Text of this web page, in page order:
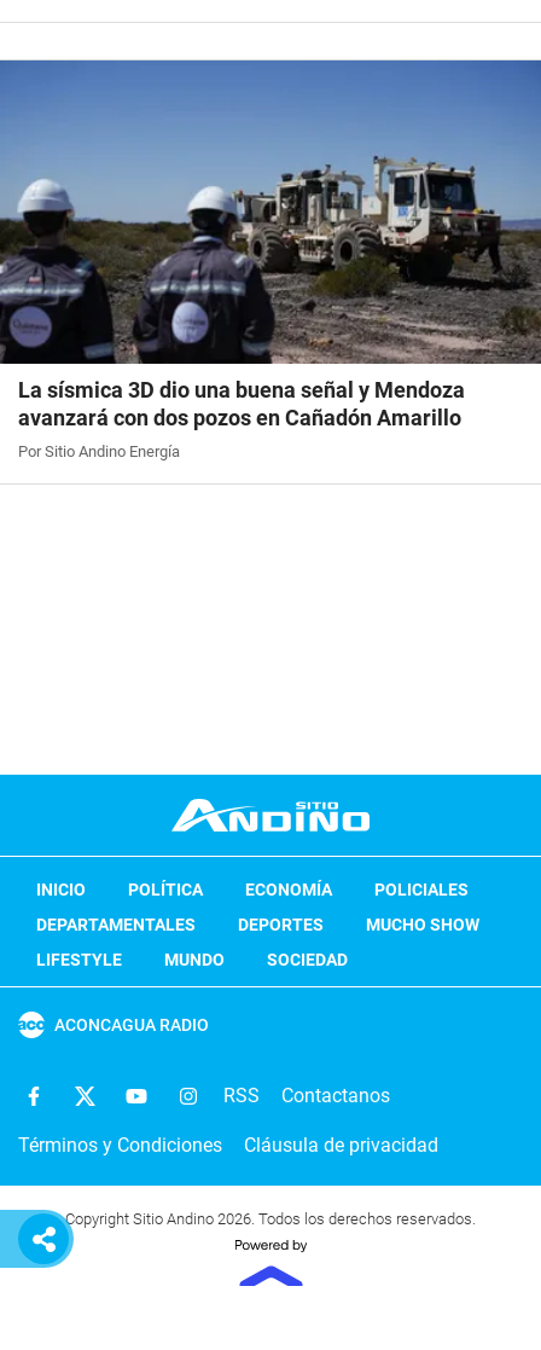
La sísmica 3D dio una buena señal y Mendoza
avanzará con dos pozos en Cañadón Amarillo
Por Sitio Andino Energía
INICIO POLÍTICA ECONOMÍA
POLICIALES
DEPARTAMENTALES
DEPORTES
MUCHO SHOW
LIFESTYLE
MUNDO SOCIEDAD
ACONCAGUA RADIO
RSS Contactanos
Términos y Condiciones Cláusula de privacidad
Copyright Sitio Andino 2026. Todos los derechos reservados.